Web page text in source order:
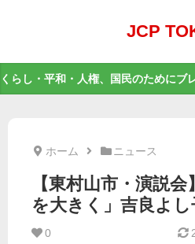
JCP
くらし・平和・人権、国民のためにブ
ホーム ニュース
【東村山市・演説
を大きく」吉良よし
0